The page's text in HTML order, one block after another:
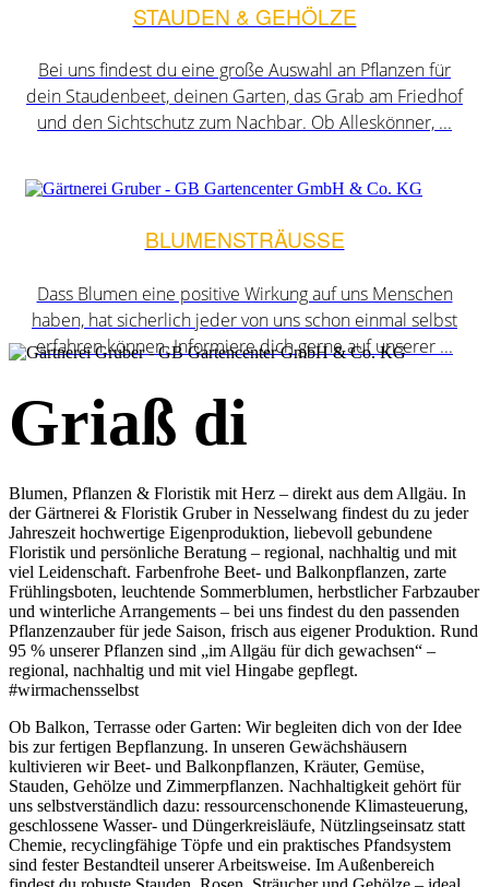
STAUDEN & GEHÖLZE
Bei uns findest du eine große Auswahl an Pflanzen für
dein Staudenbeet, deinen Garten, das Grab am Friedhof
und den Sichtschutz zum Nachbar. Ob Alleskönner, ...
BLUMENSTRÄUSSE
Dass Blumen eine positive Wirkung auf uns Menschen
haben, hat sicherlich jeder von uns schon einmal selbst
erfahren können. Informiere dich gerne auf unserer ...
Griaß di
Blumen, Pflanzen & Floristik mit Herz – direkt aus dem Allgäu. In
der Gärtnerei & Floristik Gruber in Nesselwang findest du zu jeder
Jahreszeit hochwertige Eigenproduktion, liebevoll gebundene
Floristik und persönliche Beratung – regional, nachhaltig und mit
viel Leidenschaft. Farbenfrohe Beet- und Balkonpflanzen, zarte
Frühlingsboten, leuchtende Sommerblumen, herbstlicher Farbzauber
und winterliche Arrangements – bei uns findest du den passenden
Pflanzenzauber für jede Saison, frisch aus eigener Produktion. Rund
95 % unserer Pflanzen sind „im Allgäu für dich gewachsen“ –
regional, nachhaltig und mit viel Hingabe gepflegt.
#wirmachensselbst
Ob Balkon, Terrasse oder Garten: Wir begleiten dich von der Idee
bis zur fertigen Bepflanzung. In unseren Gewächshäusern
kultivieren wir Beet- und Balkonpflanzen, Kräuter, Gemüse,
Stauden, Gehölze und Zimmerpflanzen. Nachhaltigkeit gehört für
uns selbstverständlich dazu: ressourcenschonende Klimasteuerung,
geschlossene Wasser- und Düngerkreisläufe, Nützlingseinsatz statt
Chemie, recyclingfähige Töpfe und ein praktisches Pfandsystem
sind fester Bestandteil unserer Arbeitsweise. Im Außenbereich